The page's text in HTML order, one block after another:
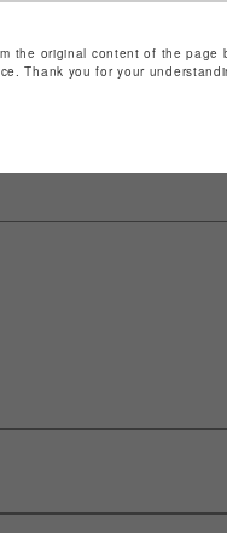
the original content of the page
Thank you for your